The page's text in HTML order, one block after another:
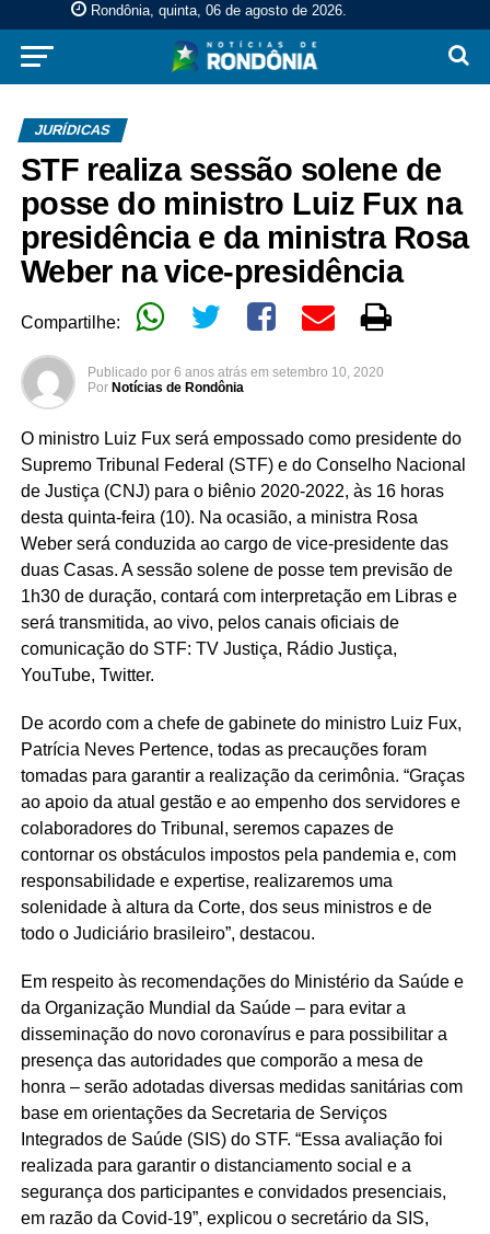
Rondônia, quinta, 06 de agosto de 2026.
JURÍDICAS
STF realiza sessão solene de
posse do ministro Luiz Fux na
presidência e da ministra Rosa
Weber na vice-presidência
Compartilhe:
Publicado por 6 anos atrás em setembro 10, 2020
Por Notícias de Rondônia
O ministro Luiz Fux será empossado como presidente do
Supremo Tribunal Federal (STF) e do Conselho Nacional
de Justiça (CNJ) para o biênio 2020-2022, às 16 horas
desta quinta-feira (10). Na ocasião, a ministra Rosa
Weber será conduzida ao cargo de vice-presidente das
duas Casas. A sessão solene de posse tem previsão de
1h30 de duração, contará com interpretação em Libras e
será transmitida, ao vivo, pelos canais oficiais de
comunicação do STF: TV Justiça, Rádio Justiça,
YouTube, Twitter.
De acordo com a chefe de gabinete do ministro Luiz Fux,
Patrícia Neves Pertence, todas as precauções foram
tomadas para garantir a realização da cerimônia. “Graças
ao apoio da atual gestão e ao empenho dos servidores e
colaboradores do Tribunal, seremos capazes de
contornar os obstáculos impostos pela pandemia e, com
responsabilidade e expertise, realizaremos uma
solenidade à altura da Corte, dos seus ministros e de
todo o Judiciário brasileiro”, destacou.
Em respeito às recomendações do Ministério da Saúde e
da Organização Mundial da Saúde – para evitar a
disseminação do novo coronavírus e para possibilitar a
presença das autoridades que comporão a mesa de
honra – serão adotadas diversas medidas sanitárias com
base em orientações da Secretaria de Serviços
Integrados de Saúde (SIS) do STF. “Essa avaliação foi
realizada para garantir o distanciamento social e a
segurança dos participantes e convidados presenciais,
em razão da Covid-19”, explicou o secretário da SIS,